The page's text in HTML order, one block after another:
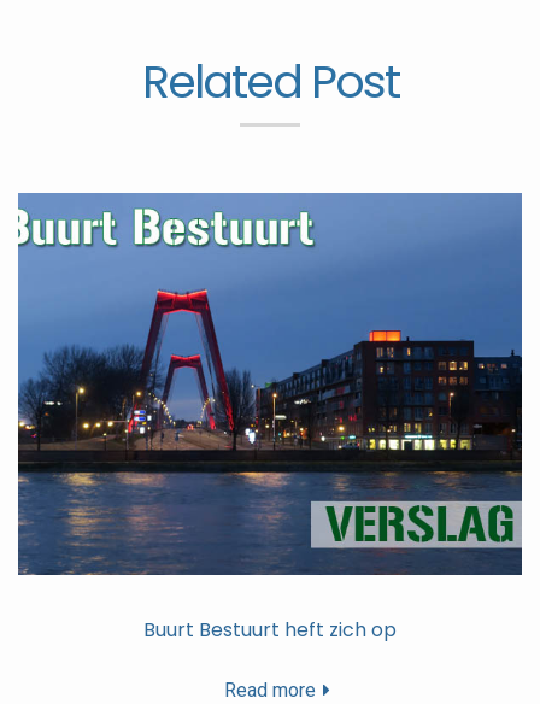
Related Post
Buurt Bestuurt heft zich op
Read more